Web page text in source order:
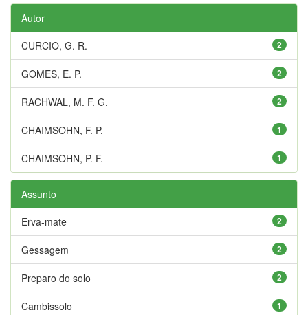
Autor
2
CURCIO, G. R.
2
GOMES, E. P.
2
RACHWAL, M. F. G.
1
CHAIMSOHN, F. P.
1
CHAIMSOHN, P. F.
Assunto
2
Erva-mate
2
Gessagem
2
Preparo do solo
1
Cambissolo